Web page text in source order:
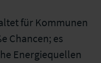
für Kommunen
Chancen; es
Energiequellen